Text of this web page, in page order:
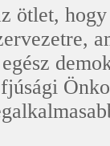
ötlet,